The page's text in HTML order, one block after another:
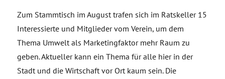
Zum Stammtisch im August trafen sich im Ratskeller 15
Interessierte und Mitglieder vom Verein, um dem
Thema Umwelt als Marketingfaktor mehr Raum zu
geben. Aktueller kann ein Thema für alle hier in der
Stadt und die Wirtschaft vor Ort kaum sein. Die